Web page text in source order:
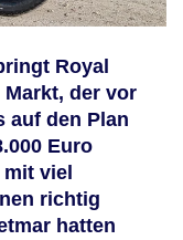
Royal
der vor
auf den Plan
Euro
viel
richtig
hatten